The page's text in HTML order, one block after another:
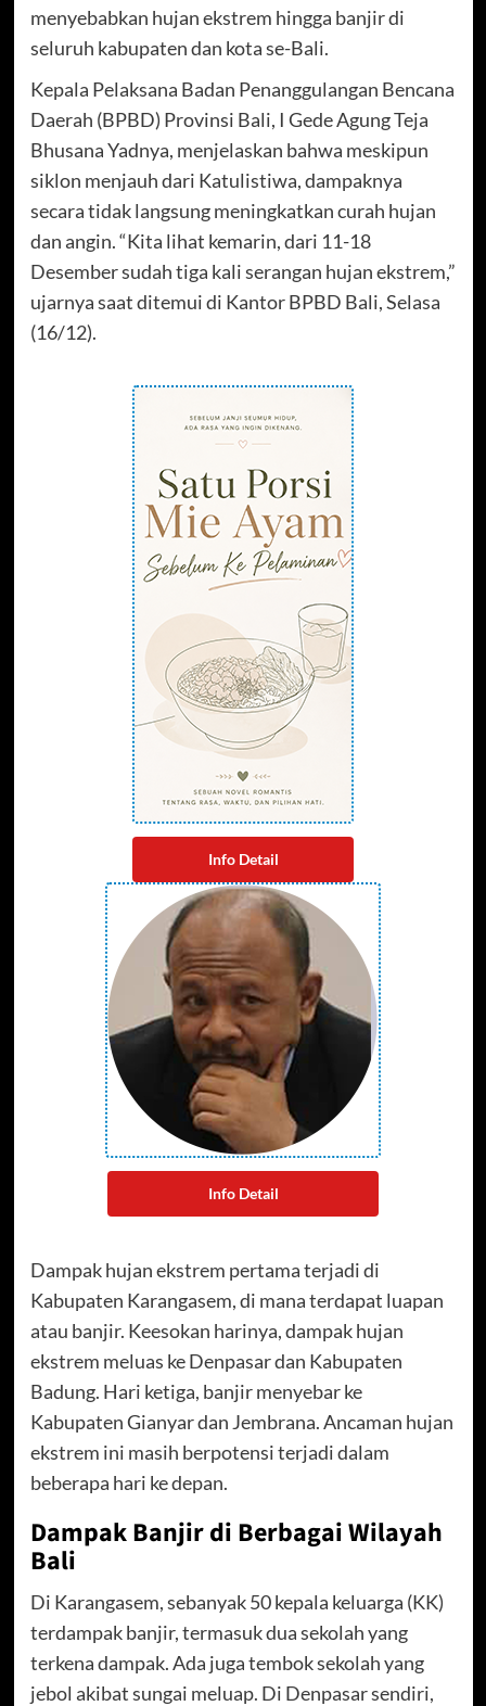
menyebabkan hujan ekstrem hingga banjir di
seluruh kabupaten dan kota se-Bali.
Kepala Pelaksana Badan Penanggulangan Bencana
Daerah (BPBD) Provinsi Bali, I Gede Agung Teja
Bhusana Yadnya, menjelaskan bahwa meskipun
siklon menjauh dari Katulistiwa, dampaknya
secara tidak langsung meningkatkan curah hujan
dan angin. “Kita lihat kemarin, dari 11-18
Desember sudah tiga kali serangan hujan ekstrem,”
ujarnya saat ditemui di Kantor BPBD Bali, Selasa
(16/12).
Info Detail
Info Detail
Dampak hujan ekstrem pertama terjadi di
Kabupaten Karangasem, di mana terdapat luapan
atau banjir. Keesokan harinya, dampak hujan
ekstrem meluas ke Denpasar dan Kabupaten
Badung. Hari ketiga, banjir menyebar ke
Kabupaten Gianyar dan Jembrana. Ancaman hujan
ekstrem ini masih berpotensi terjadi dalam
beberapa hari ke depan.
Dampak Banjir di Berbagai Wilayah
Bali
Di Karangasem, sebanyak 50 kepala keluarga (KK)
terdampak banjir, termasuk dua sekolah yang
terkena dampak. Ada juga tembok sekolah yang
jebol akibat sungai meluap. Di Denpasar sendiri,